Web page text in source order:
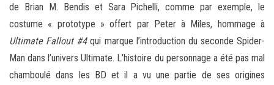
de Brian M. Bendis et Sara Pichelli, comme par exemple, le
costume « prototype » offert par Peter à Miles, hommage à
Ultimate Fallout #4qui marque l’introduction du seconde Spider-
Man dans l’univers Ultimate. L’histoire du personnage a été pas mal
chamboulé dans les BD et il a vu une partie de ses origines